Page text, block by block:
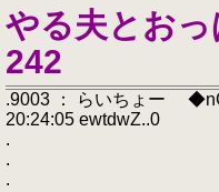
やる夫とお
242
.9003 ： らいちょー
20:24:05 ewtdwZ..0
.
.
.